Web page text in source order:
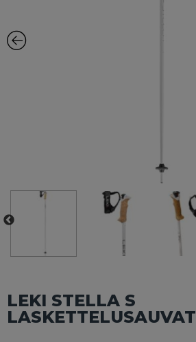
LEKI STELLA S
LASKETTELUSAUVAT